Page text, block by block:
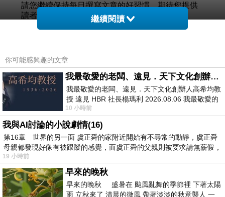
請您繼續保持每日撰寫文章的好習慣，期待您提供
讀者更多精采的內容，加油！
親愛的台長︰
恭喜您！此篇文章圖片極為優質，獲選為本日
熱門圖片，將會出現在新聞台首頁熱門圖片區塊輪
播。請您繼續保持每日撰寫文章的好習慣，期待您
提供讀者更多精采的圖片，加油！
看更多回應
繼續閱讀
你可能感興趣的文章
我最敬愛的老闆、遠見．天下文化創辦人高希均教授
我最敬愛的老闆、遠見．天下文化創辦人高希均教
授 遠見 HBR 社長楊瑪利 2026.08.06 我最敬愛的
老闆、遠見．天下文化創辦人高希均教
10 小時前
我與AI討論的小說劇情(16)
第16章 世界的另一面 虞正舜的家附近開始有不尋常的動靜，虞正舜
母親都發現好像有被跟蹤的感覺，而虞正舜的父親則被要求請無薪假，
19 小時前
早來的晚秋
早來的晚秋 盛暑在 颱風亂舞的季節裡 下著太陽
雨 立秋來了 清晨的微風 帶著淡淡的秋意襲人 一